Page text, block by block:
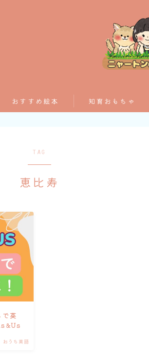
おすすめ絵本 知育おもちゃ
おすすめ絵本
TAG
恵比寿
で英
おうち英語